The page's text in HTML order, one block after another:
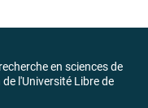
en sciences de
l'Université Libre de